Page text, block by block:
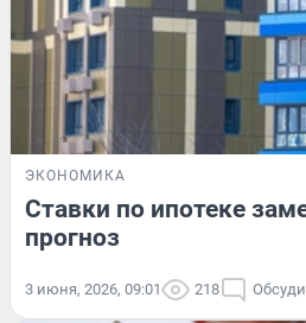
ЭКОНОМИКА
Ставки по ипотеке
прогноз
3 июня, 2026, 09:01 218